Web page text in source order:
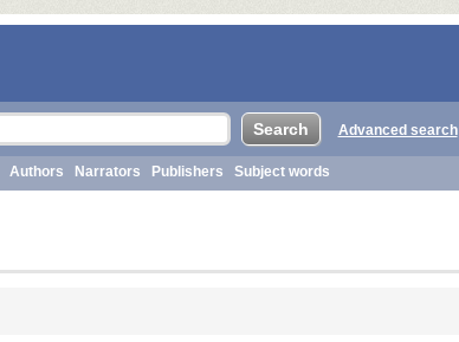
Advanced search
Authors Narrators Publishers Subject words